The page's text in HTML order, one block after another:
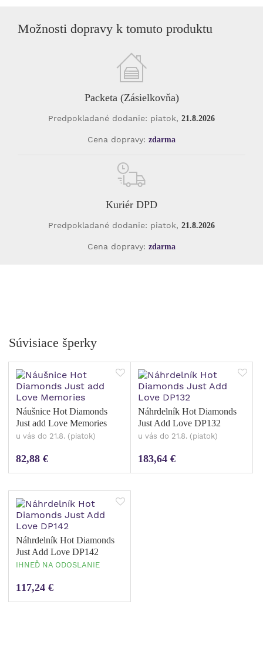
Možnosti dopravy k tomuto produktu
Packeta (Zásielkovňa)
Predpokladané dodanie: piatok, 21.8.2026
Cena dopravy: zdarma
Kuriér DPD
Predpokladané dodanie: piatok, 21.8.2026
Cena dopravy: zdarma
Súvisiace šperky
Náušnice Hot Diamonds
Just add Love Memories
u vás do 21.8. (piatok)
82,88 €
Náhrdelník Hot Diamonds
Just Add Love DP132
u vás do 21.8. (piatok)
183,64 €
Náhrdelník Hot Diamonds
Just Add Love DP142
IHNEĎ NA ODOSLANIE
117,24 €